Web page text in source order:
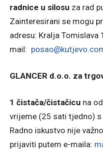
radnice u silosu za rad
Zainteresirani se mogu
adresu: Kralja Tomislava
mail:
GLANCER d.o.o. za
1 čistača/čistačicu na
vrijeme (25 sati tjedno)
Radno iskustvo nije
prijaviti putem e-maila: